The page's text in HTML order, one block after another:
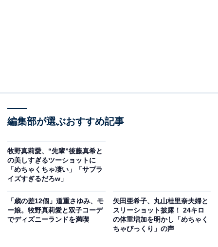
編集部が選ぶおすすめ記事
牧野真莉愛、“先輩”後藤真希と
の美しすぎるツーショットに
「めちゃくちゃ凄い」「サプラ
イズすぎるだろw」
「歳の差12個」道重さゆみ、モ
ー娘。牧野真莉愛と双子コーデ
でディズニーランドを満喫
矢田亜希子、丸山桂里奈夫婦と
スリーショット披露！ 24キロ
の体重増加を明かし「めちゃく
ちゃびっくり」の声